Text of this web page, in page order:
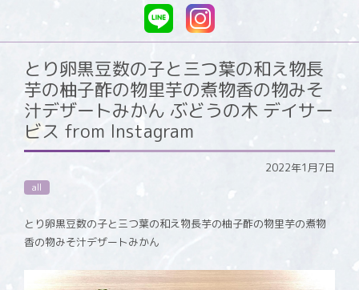
とり卵黒豆数の子と三つ葉の和え物長
芋の柚子酢の物里芋の煮物香の物みそ
汁デザートみかん ぶどうの木 デイサー
ビス from Instagram
2022年1月7日
all
とり卵黒豆数の子と三つ葉の和え物長芋の柚子酢の物里芋の煮物
香の物みそ汁デザートみかん